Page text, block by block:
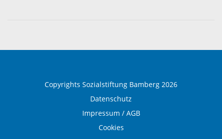
Copyrights Sozialstiftung Bamberg 2026
Datenschutz
Impressum / AGB
Cookies